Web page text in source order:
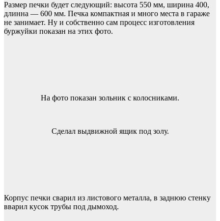
Размер печки будет следующий: высота 550 мм, ширина 400,
длинна — 600 мм. Печка компактная и много места в гараже
не занимает. Ну и собственно сам процесс изготовления
буржуйки показан на этих фото.
На фото показан зольник с колосниками.
Сделал выдвижной ящик под золу.
Корпус печки сварил из листового металла, в заднюю стенку
вварил кусок трубы под дымоход.